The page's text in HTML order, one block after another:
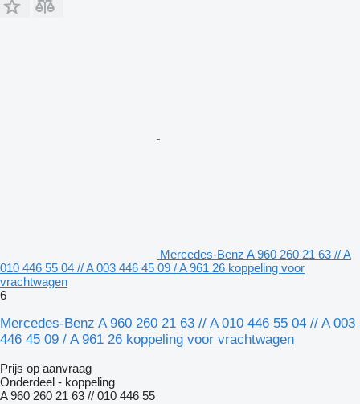
Mercedes-Benz A 960 260 21 63 // A
010 446 55 04 // A 003 446 45 09 / A 961 26 koppeling voor
vrachtwagen
6
Mercedes-Benz A 960 260 21 63 // A 010 446 55 04 // A 003
446 45 09 / A 961 26 koppeling voor vrachtwagen
Prijs op aanvraag
Onderdeel - koppeling
A 960 260 21 63 // 010 446 55